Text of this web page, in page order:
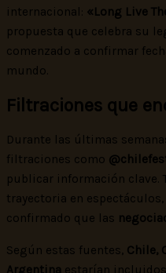
internacional: «Long Live
propuesta que celebra su
comenzado a confirmar
mundo.
Filtraciones que
Durante las últimas
filtraciones como
publicar información clave.
trayectoria en
confirmado que las
Según estas fuentes, Chile,
Argentina estarían